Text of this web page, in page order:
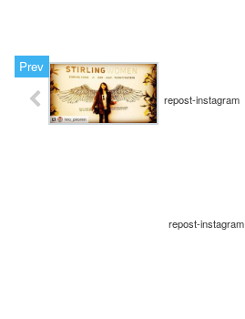
repost-instagram
repost-instagram